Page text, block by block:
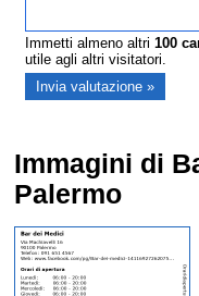
Immetti almeno altri100
utile agli altri visitatori.
Immagini di
Palermo